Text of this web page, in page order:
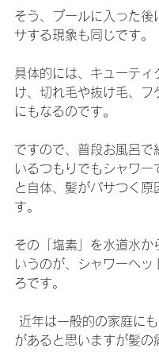
そう、プールに入った後
サする現象も同じです。
具体的には、キューティ
け、切れ毛や抜け毛、フ
にもなるのです。
ですので、普段お風呂で
いるつもりでもシャワー
と自体、髪がパサつく原
す。
その「塩素」を水道水か
いうのが、シャワーヘッ
ろです。
があると思いますが髪の